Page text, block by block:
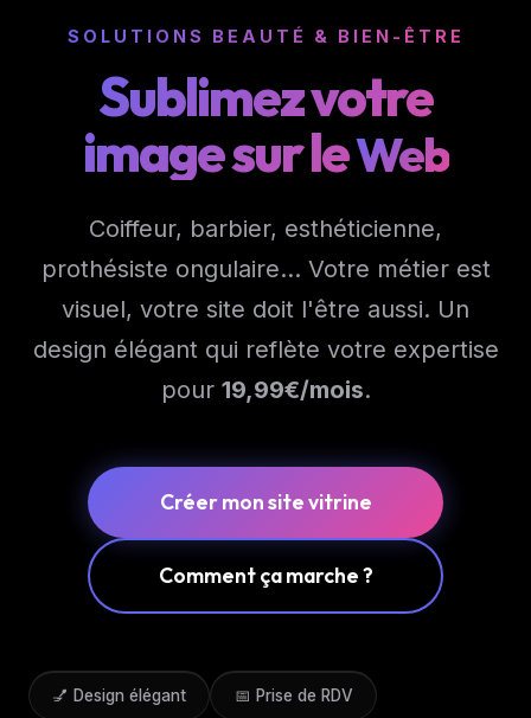
SOLUTIONS BEAUTÉ & BIEN-ÊTRE
Sublimez votre
image sur leWeb
Coiffeur, barbier, esthéticienne,
prothésiste ongulaire... Votre métier est
visuel, votre site doit l'être aussi. Un
design élégant qui reflète votre expertise
pour 19,99€/mois.
Créer mon site vitrine
Comment ça marche ?
💅 Design élégant 📅 Prise de RDV